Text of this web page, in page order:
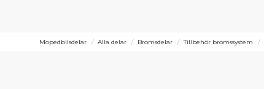
Mopedbilsdelar Alla delar Bromsdelar Tillbehör bromssystem